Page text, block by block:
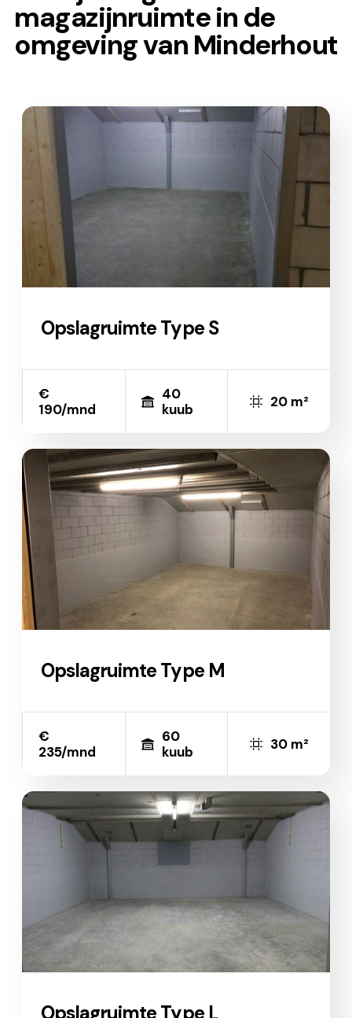
magazijnruimte in de
omgeving van Minderhout
Opslagruimte Type S
€
190/mnd
40
kuub
20 m²
Opslagruimte Type M
€
235/mnd
60
kuub
30 m²
Opslagruimte Type L